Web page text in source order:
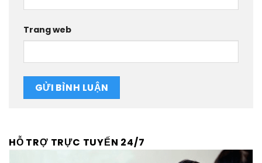
Trang web
HỖ TRỢ TRỰC TUYẾN 24/7